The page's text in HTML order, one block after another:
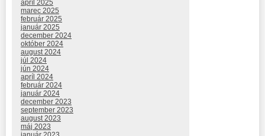
apríl 2025
marec 2025
február 2025
január 2025
december 2024
október 2024
august 2024
júl 2024
jún 2024
apríl 2024
február 2024
január 2024
december 2023
september 2023
august 2023
máj 2023